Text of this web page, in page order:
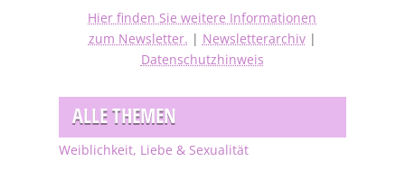
Hier finden Sie weitere Informationen
zum Newsletter. | Newsletterarchiv|
Datenschutzhinweis
ALLE THEMEN
Weiblichkeit, Liebe & Sexualität